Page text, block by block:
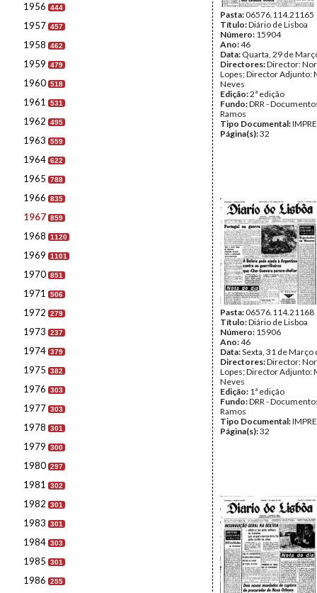
1956 444
1957 457
1958 462
1959 479
1960 518
1961 531
1962 495
1963 559
1964 622
1965 788
1966 835
1967 859
1968 1120
1969 1101
1970 851
1971 506
1972 279
1973 237
1974 379
1975 382
1976 303
1977 303
1978 301
1979 300
1980 297
1981 302
1982 301
1983 301
1984 303
1985 301
1986 255
Pasta:06576.114.21165
Título:Diário de Lisboa
Número: 15904
Ano:46
Data: Quarta, 29 de
Directores:Director:
Lopes; Director Adjunto:
Neves
Edição:2ª edição
Fundo:DRR -
Ramos
Tipo Documental:
Página(s):32
Pasta:06576.114.21168
Título:Diário de Lisboa
Número: 15906
Ano:46
Data:Sexta, 31 de Março
Directores:Director:
Lopes; Director Adjunto:
Neves
Edição: 1ª edição
Fundo:DRR -
Ramos
Tipo Documental:
Página(s):32